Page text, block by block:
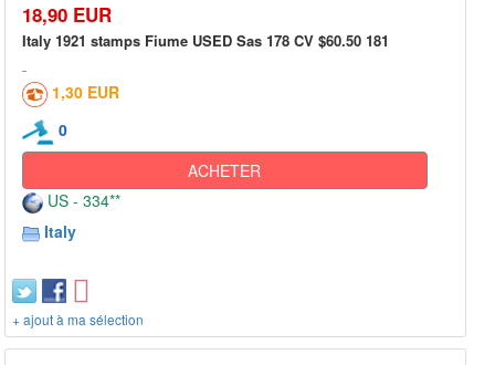
18,90 EUR
Italy 1921 stamps Fiume USED Sas 178 CV $60.50 181
1,30 EUR
0
ACHETER
US - 334**
Italy
+ ajout à ma sélection